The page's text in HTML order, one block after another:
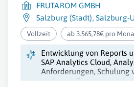
FRUTAROM GMBH
Salzburg (Stadt), Salzburg-
Vollzeit ab 3.565,78€ pro
Entwicklung von Reports
SAP Analytics Cloud,
Anforderungen, Schulung
und enge